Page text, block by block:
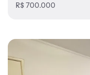
R$ 700.000